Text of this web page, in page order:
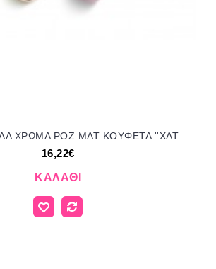
16,22€
ΚΑΛΆΘΙ